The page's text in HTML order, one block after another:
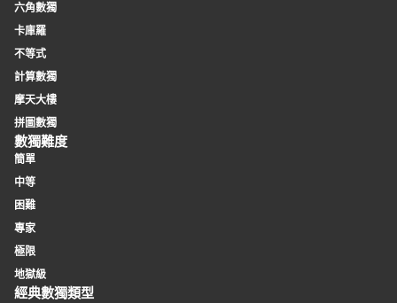
六角數獨
卡庫羅
不等式
計算數獨
摩天大樓
拼圖數獨
數獨難度
簡單
中等
困難
專家
極限
地獄級
經典數獨類型